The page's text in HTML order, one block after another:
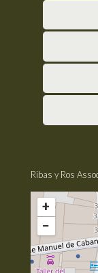
Ribas y Ros
+
−